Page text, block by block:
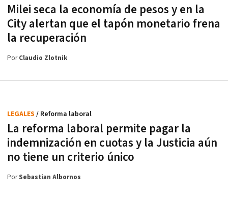
Milei seca la economía de pesos y en la
City alertan que el tapón monetario frena
la recuperación
PorClaudio Zlotnik
La reforma laboral permite pagar la
indemnización en cuotas y la Justicia aún
no tiene un criterio único
LEGALES / Reforma laboral
PorSebastian Albornos